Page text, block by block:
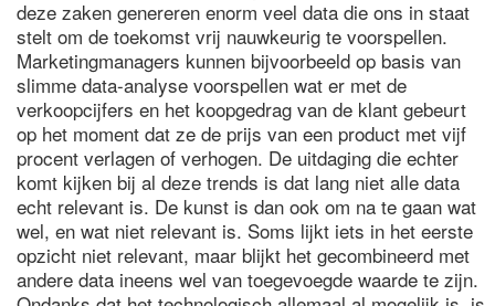
deze zaken genereren enorm veel data die ons in staat
stelt om de toekomst vrij nauwkeurig te voorspellen.
Marketingmanagers kunnen bijvoorbeeld op basis van
slimme data-analyse voorspellen wat er met de
verkoopcijfers en het koopgedrag van de klant gebeurt
op het moment dat ze de prijs van een product met vijf
procent verlagen of verhogen. De uitdaging die echter
komt kijken bij al deze trends is dat lang niet alle data
echt relevant is. De kunst is dan ook om na te gaan wat
wel, en wat niet relevant is. Soms lijkt iets in het eerste
opzicht niet relevant, maar blijkt het gecombineerd met
andere data ineens wel van toegevoegde waarde te zijn.